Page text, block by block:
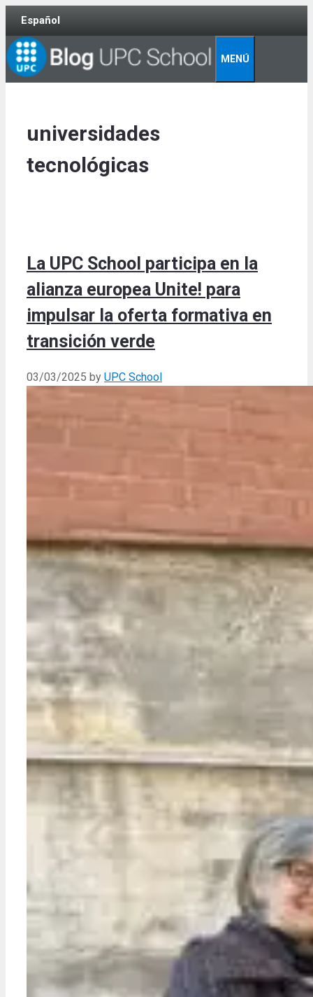
Skip
content
Español
MENÚ
universidades
tecnológicas
La UPC School participa en la
alianza europea Unite! para
impulsar la oferta formativa en
transición verde
03/03/2025 by UPC School